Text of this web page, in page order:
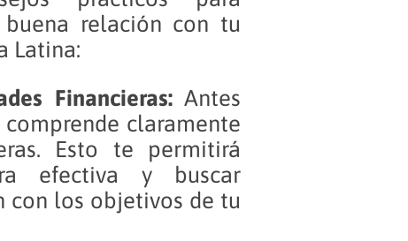
relación con tu
Latina:
Financieras:Antes
claramente
Esto te permitirá
efectiva y buscar
con los objetivos de tu